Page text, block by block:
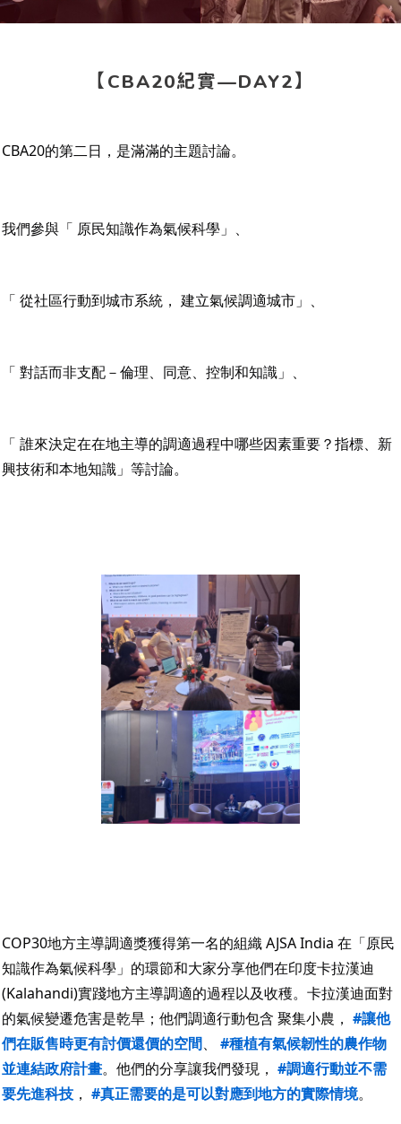
【CBA20紀實—DAY2】
CBA20的第二日，是滿滿的主題討論。
我們參與「 原民知識作為氣候科學」、
「 從社區行動到城市系統， 建立氣候調適城市」、
「 對話而非支配－倫理、同意、控制和知識」、
「 誰來決定在在地主導的調適過程中哪些因素重要？指標、新
興技術和本地知識」等討論。
COP30地方主導調適獎獲得第一名的組織 AJSA India 在「原民
知識作為氣候科學」的環節和大家分享他們在印度卡拉漢迪
(Kalahandi)實踐地方主導調適的過程以及收穫。卡拉漢迪面對
的氣候變遷危害是乾旱；他們調適行動包含 聚集小農， #讓他
們在販售時更有討價還價的空間、 #種植有氣候韌性的農作物
並連結政府計畫。他們的分享讓我們發現， #調適行動並不需
要先進科技 ， #真正需要的是可以對應到地方的實際情境。